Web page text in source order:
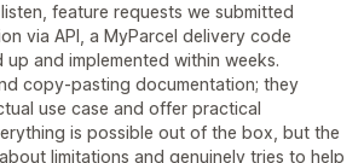
feature requests we submitted
via API, a MyParcel delivery code
and implemented within weeks.
copy-pasting documentation; they
use case and offer practical
is possible out of the box, but the
limitations and genuinely tries to help